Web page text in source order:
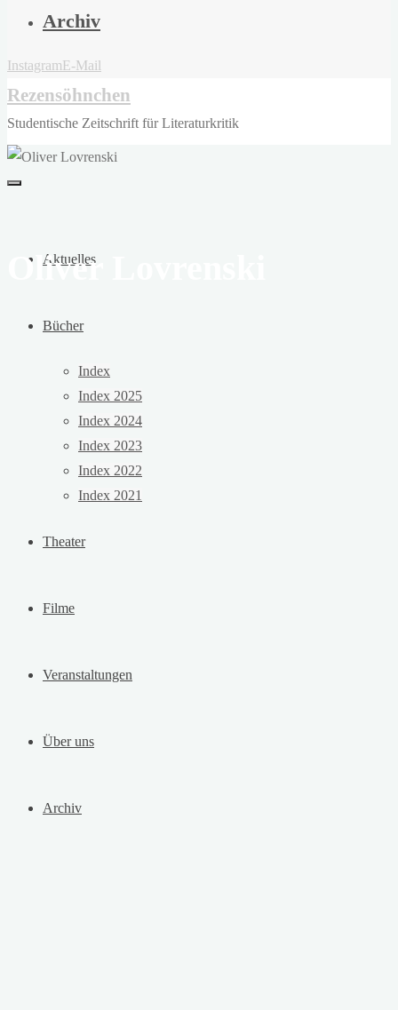
Archiv
InstagramE-Mail
Rezensöhnchen
Studentische Zeitschrift für Literaturkritik
Aktuelles
Bücher
Index
Index 2025
Index 2024
Index 2023
Index 2022
Index 2021
Theater
Filme
Veranstaltungen
Über uns
Archiv
Oliver Lovrenski